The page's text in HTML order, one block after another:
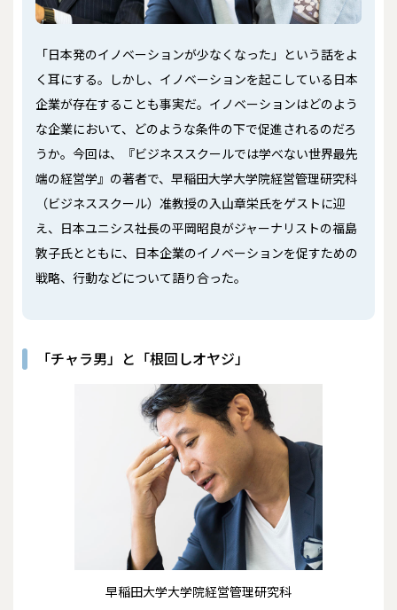
「日本発のイノベーションが少なくなった」という話をよ
く耳にする。しかし、イノベーションを起こしている日本
企業が存在することも事実だ。イノベーションはどのよう
な企業において、どのような条件の下で促進されるのだろ
うか。今回は、『ビジネススクールでは学べない世界最先
端の経営学』の著者で、早稲田大学大学院経営管理研究科
（ビジネススクール）准教授の入山章栄氏をゲストに迎
え、日本ユニシス社長の平岡昭良がジャーナリストの福島
敦子氏とともに、日本企業のイノベーションを促すための
戦略、行動などについて語り合った。
「チャラ男」と「根回しオヤジ」
早稲田大学大学院経営管理研究科